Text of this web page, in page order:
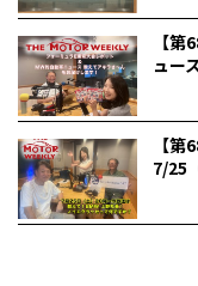
【
ュー
【
7/25